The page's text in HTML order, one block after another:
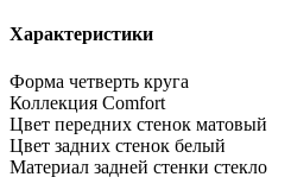
Характеристики
Форма четверть круга
Коллекция Comfort
Цвет передних стенок матовый
Цвет задних стенок белый
Материал задней стенки стекло